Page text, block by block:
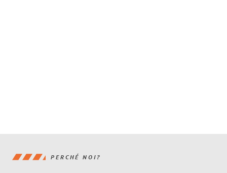
PERCHÉ NOI?